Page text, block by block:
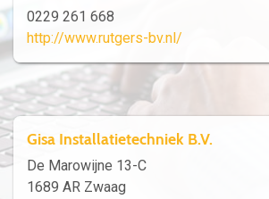
0229 261 668
http://www.rutgers-bv.nl/
Gisa Installatietechniek B.V.
De Marowijne 13-C
1689 AR Zwaag